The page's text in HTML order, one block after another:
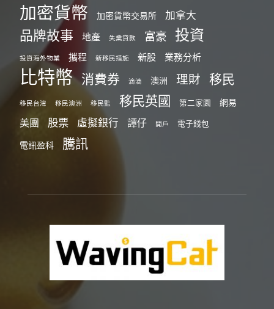
加密貨幣 加密貨幣交易所 加拿大
品牌故事 地產 失業貸款 富豪 投資
投資海外物業 攜程 新移民措施 新股 業務分析
比特幣 消費券 滴滴 澳洲 理財 移民
移民台灣 移民澳洲 移民監 移民英國 第二家園 網易
美團 股票 虛擬銀行 譚仔 開戶 電子錢包
電訊盈科 騰訊